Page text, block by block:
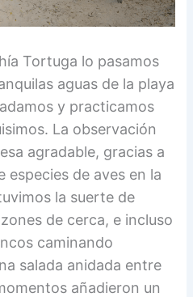
Tortuga lo pasamos
aguas de la playa
y practicamos
La observación
agradable, gracias a
especies de aves en la
la suerte de
de cerca, e incluso
caminando
salada anidada entre
añadieron un